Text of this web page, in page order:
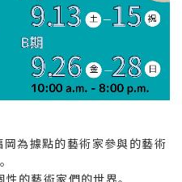
為據點的藝術家參與的藝術
的藝術家們的世界。